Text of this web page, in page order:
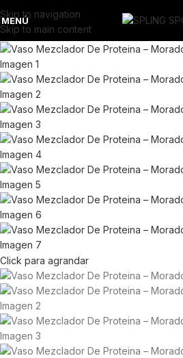
Skip to navigation
Skip to main content
MENÚ
Click para agrandar